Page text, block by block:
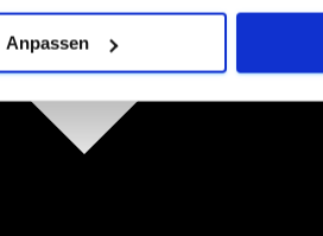
Anpassen